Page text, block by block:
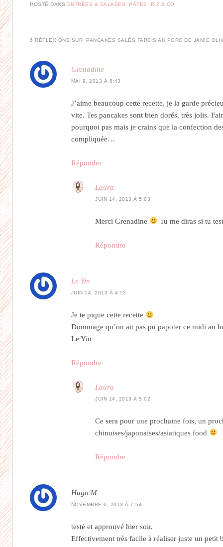
POSTÉ DANS ENTRÉES & SALADES PÂTES, RIZ & CO
6 RÉFLEXIONS SUR “PANCAKES SALÉS FARCIS AU PORC DE JAMIE
Grenadine
MAI 9, 2013 À 8:43
J’aime beaucoup cette recette, je la garde
vite. Tes pancakes sont bien dorés, très jolis.
pourquoi pas mais je crains que la confection
compliquée…
Répondre
Laura
JUIN 14, 2013 À 5:03
Merci Grenadine Tu me diras si tu
Répondre
Le Yin
JUIN 14, 2013 À 4:53
Je te pique cette recette
Dommage qu’on ait pas pu papoter ce midi au
Le Yin
Répondre
Laura
JUIN 14, 2013 À 5:02
Ce sera pour une prochaine fois, un
chinoises/japonaises/asiatiques food
Répondre
Hugo M
NOVEMBRE 6, 2013 À 7:54
testé et approuvé hier soir.
Effectivement très facile à réaliser juste un petit